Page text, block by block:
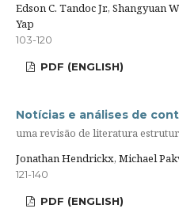
Edson C. Tandoc Jr., Shangyuan
Yap
103-120
PDF (ENGLISH)
Notícias e análises de
uma revisão de literatura
Jonathan Hendrickx, Michael
121-140
PDF (ENGLISH)